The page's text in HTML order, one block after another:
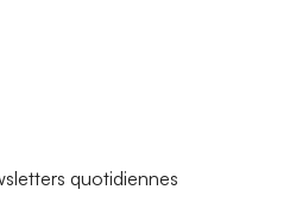
quotidiennes